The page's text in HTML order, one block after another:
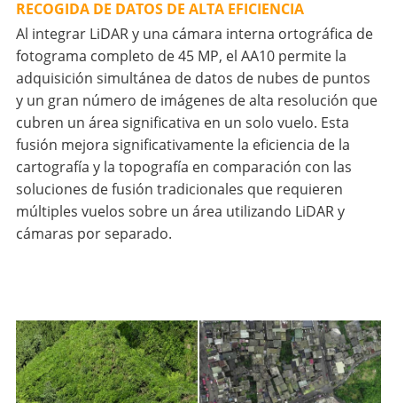
RECOGIDA DE DATOS DE ALTA EFICIENCIA
Al integrar LiDAR y una cámara interna ortográfica de
fotograma completo de 45 MP, el AA10 permite la
adquisición simultánea de datos de nubes de puntos
y un gran número de imágenes de alta resolución que
cubren un área significativa en un solo vuelo. Esta
fusión mejora significativamente la eficiencia de la
cartografía y la topografía en comparación con las
soluciones de fusión tradicionales que requieren
múltiples vuelos sobre un área utilizando LiDAR y
cámaras por separado.